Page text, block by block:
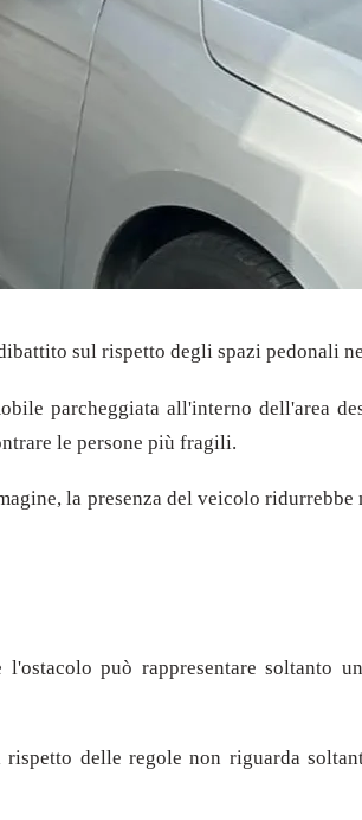
sul rispetto degli spazi pedonali
parcheggiata all'interno dell'area
le persone più fragili.
la presenza del veicolo
può rappresentare
rispetto delle regole non riguarda